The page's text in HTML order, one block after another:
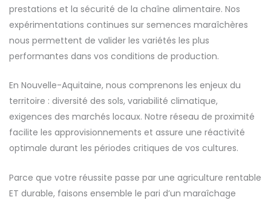
prestations et la sécurité de la chaîne alimentaire. Nos
expérimentations continues sur semences maraîchères
nous permettent de valider les variétés les plus
performantes dans vos conditions de production.
En Nouvelle-Aquitaine, nous comprenons les enjeux du
territoire : diversité des sols, variabilité climatique,
exigences des marchés locaux. Notre réseau de proximité
facilite les approvisionnements et assure une réactivité
optimale durant les périodes critiques de vos cultures.
Parce que votre réussite passe par une agriculture rentable
ET durable, faisons ensemble le pari d’un maraîchage